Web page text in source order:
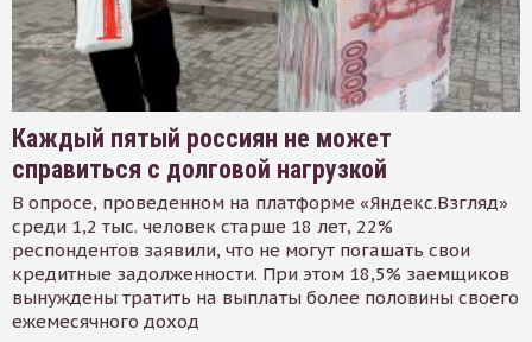
Каждый пятый россиян не может
справиться с долговой нагрузкой
В опросе, проведенном на платформе «Яндекс.Взгляд»
среди 1,2 тыс. человек старше 18 лет, 22%
респондентов заявили, что не могут погашать свои
кредитные задолженности. При этом 18,5% заемщиков
вынуждены тратить на выплаты более половины своего
ежемесячного доход